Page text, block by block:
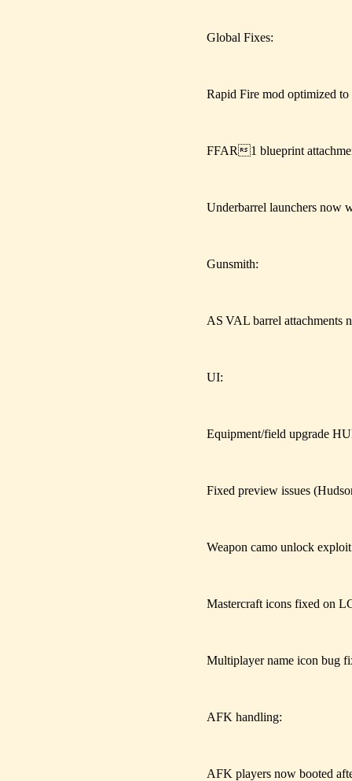
Global Fixes:
Rapid Fire mod optimized
FFAR1 blueprint
Underbarrel launchers now
Gunsmith:
AS VAL barrel attachments
UI:
Equipment/field upgrade
Fixed preview issues
Weapon camo unlock
Mastercraft icons fixed on
Multiplayer name icon bug
AFK handling:
AFK players now booted